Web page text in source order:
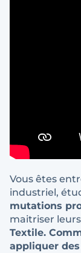
Vous êtes
industriel,
mutations
maitriser
Textile.
appliquer